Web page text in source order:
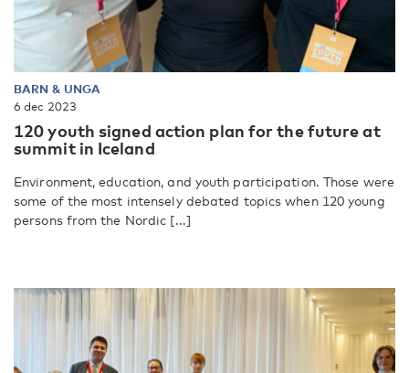
BARN & UNGA
6 dec 2023
120 youth signed action plan for the future at
summit in Iceland
Environment, education, and youth participation. Those were
some of the most intensely debated topics when 120 young
persons from the Nordic [...]